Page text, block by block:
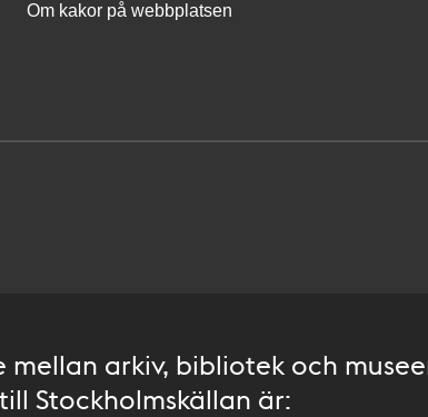
Om kakor på webbplatsen
arkiv, bibliotek och
Stockholmskällan är: